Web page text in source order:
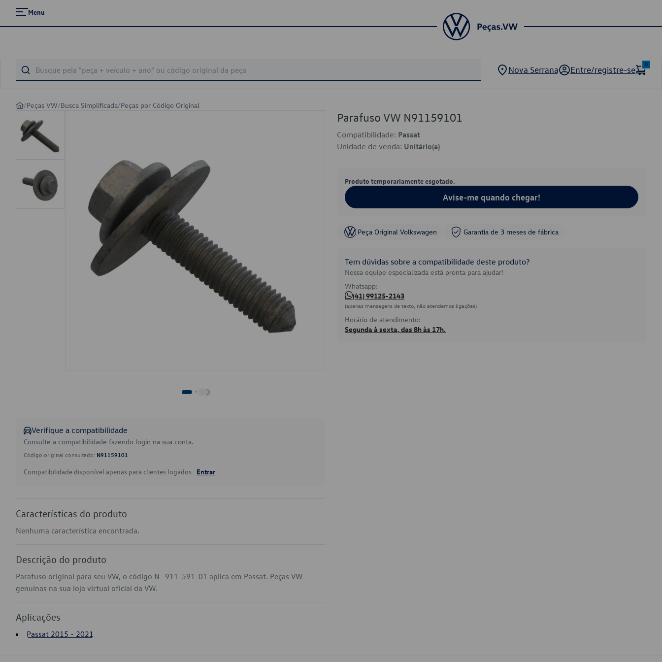
Menu
Nova Serrana Entre/registre-se
0
/Peças VW/Busca Simplificada/Peças por Código Original
Verifique a compatibilidade
Consulte a compatibilidade fazendo login na sua conta.
Código original consultado: N91159101
Compatibilidade disponível apenas para clientes logados. Entrar
Características do produto
Nenhuma característica encontrada.
Descrição do produto
Parafuso original para seu VW, o código N -911-591-01 aplica em Passat. Peças VW
genuínas na sua loja virtual oficial da VW.
Aplicações
Passat 2015 - 2021
Parafuso VW N91159101
Compatibilidade: Passat
Unidade de venda: Unitário(a)
Produto temporariamente esgotado.
Avise-me quando chegar!
Peça Original Volkswagen Garantia de 3 meses de fábrica
Tem dúvidas sobre a compatibilidade deste produto?
Nossa equipe especializada está pronta para ajudar!
Whatsapp:
(41) 99125-2143
(apenas mensagens de texto, não atendemos ligações)
Horário de atendimento:
Segunda à sexta, das 8h às 17h.